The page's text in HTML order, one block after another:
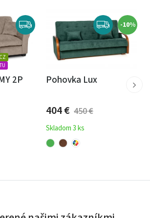
2P
-10%
Pohovka Lux
404€ 450€
Skladom 3 ks